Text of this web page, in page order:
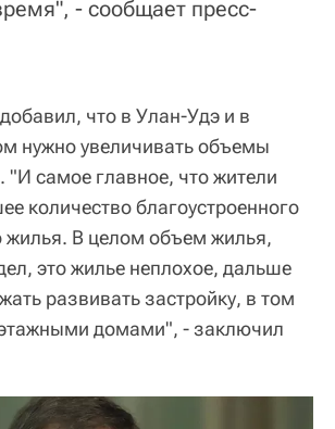
- сообщает пресс-
что в Улан-Удэ и в
нужно увеличивать объемы
"И самое главное, что жители
количество благоустроенного
жилья. В целом объем жилья,
это жилье неплохое, дальше
развивать застройку, в том
домами", - заключил